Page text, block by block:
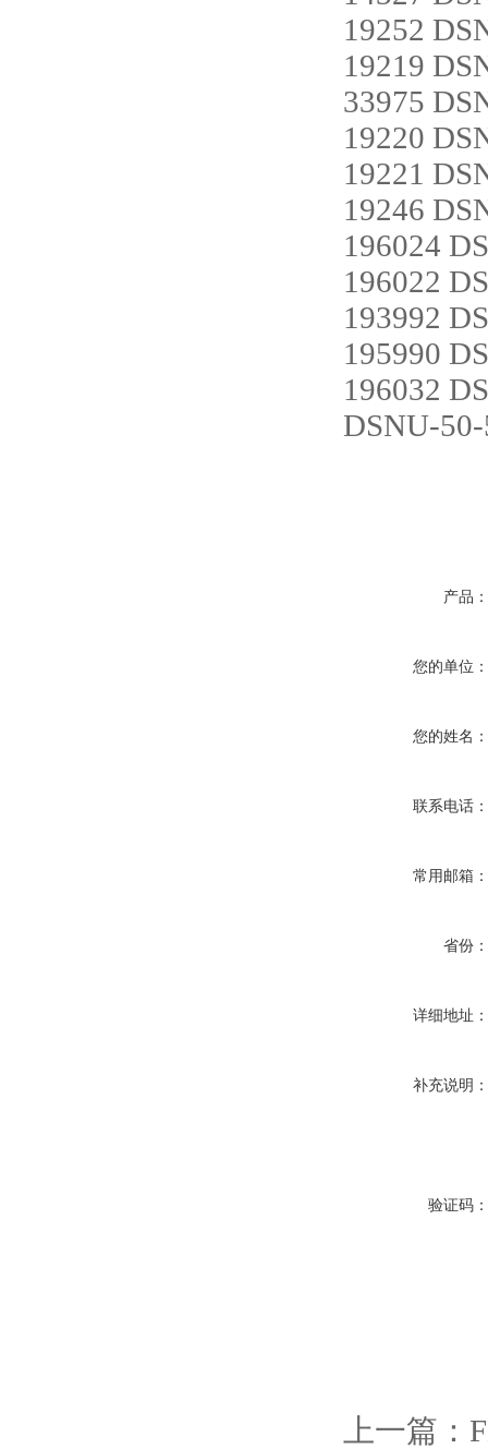
19252
19219
33975
19220
19221
19246
196024
196022
193992
195990
196032
DSNU-
产品：
您的单位：
您的姓名：
联系电话：
常用邮箱：
省份：
详细地址：
补充说明：
验证码：
上一篇：